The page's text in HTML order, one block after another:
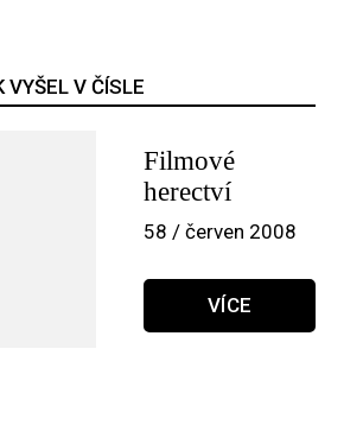
VYŠEL V ČÍSLE
Filmové
herectví
58 / červen 2008
VÍCE